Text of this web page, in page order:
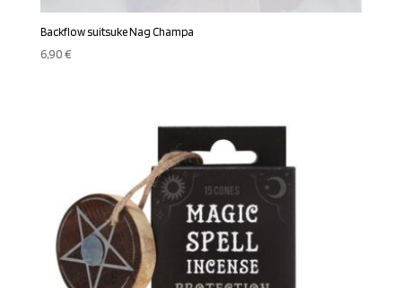
Backflow suitsuke Nag Champa
6,90€